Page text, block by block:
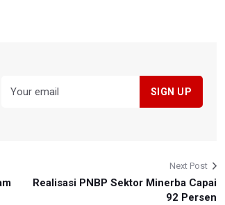
Next Post
Realisasi PNBP Sektor Minerba Capai
92 Persen